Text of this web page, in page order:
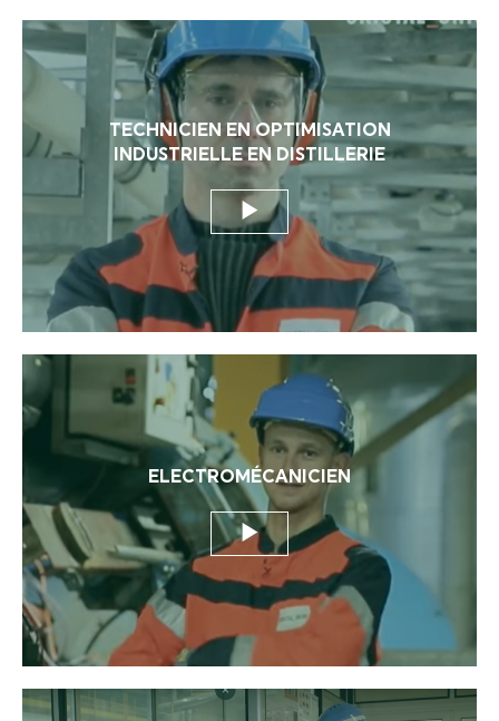
TECHNICIEN EN OPTIMISATION
INDUSTRIELLE EN DISTILLERIE
ELECTROMÉCANICIEN